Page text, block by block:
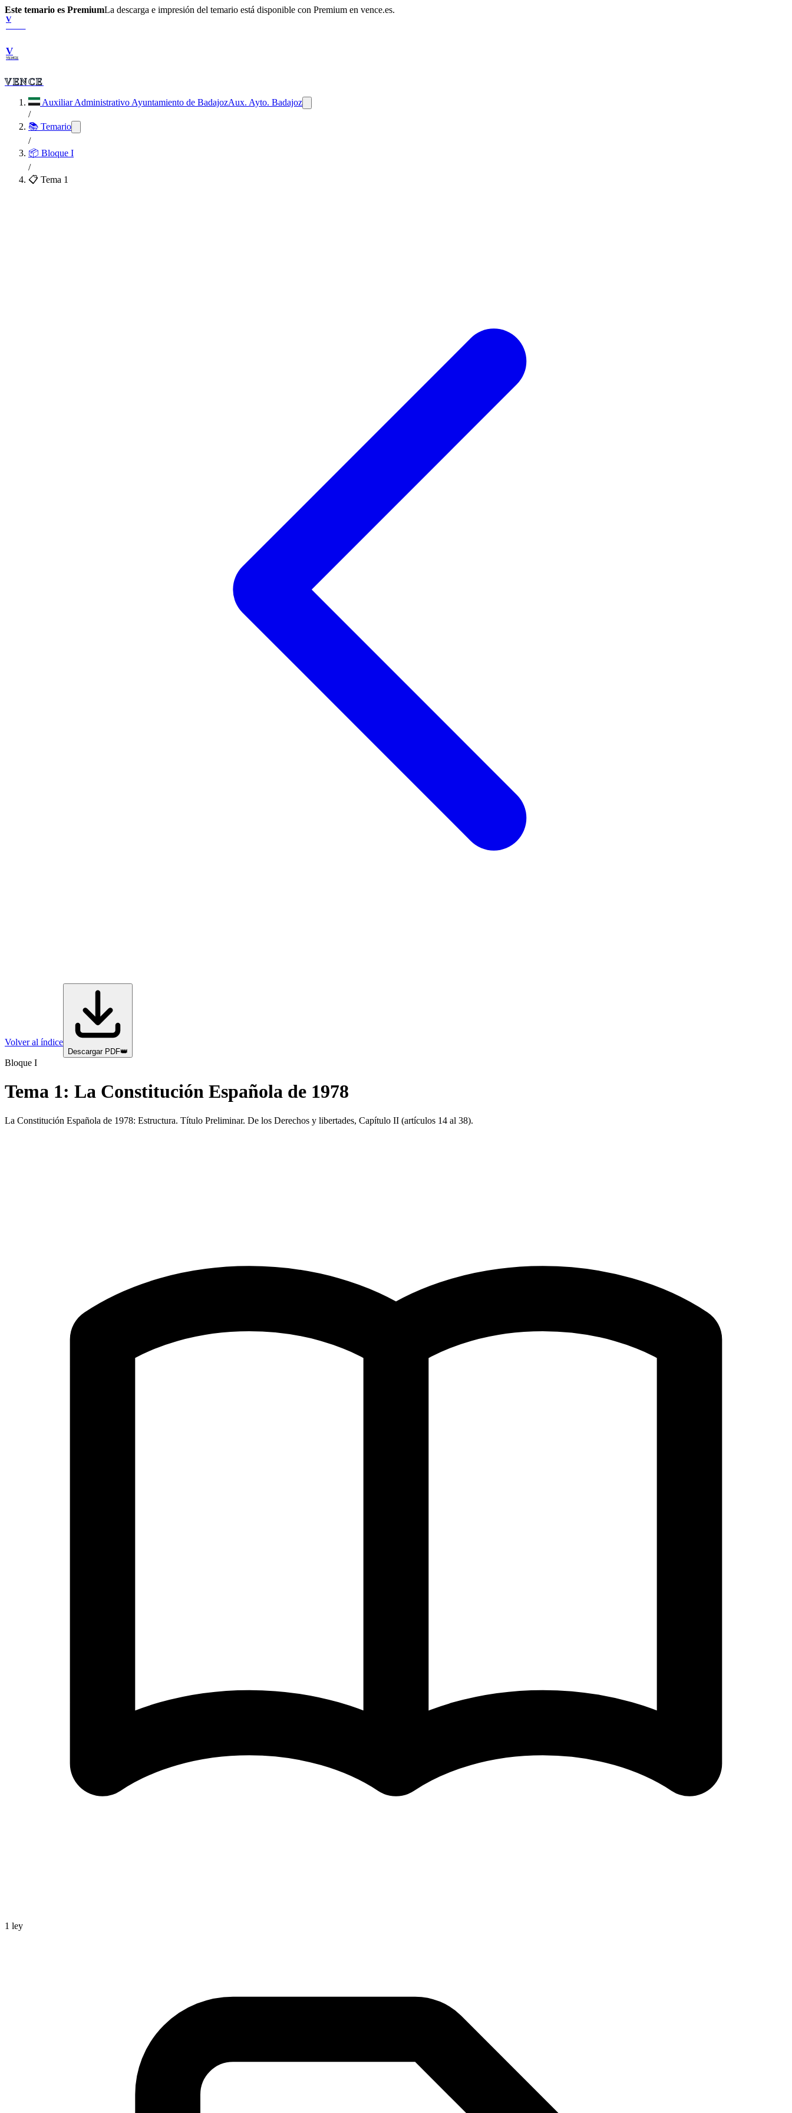
Este temario es PremiumLa descarga e impresión del temario está disponible con Premium en vence.es.
V
V
VENCE
VENCE
Auxiliar Administrativo Ayuntamiento de BadajozAux. Ayto. Badajoz
/
📚 Temario
/
📦 Bloque I
/
📋 Tema 1
Volver al índice
Descargar PDF👑
Bloque I
Tema 1: La Constitución Española de 1978
La Constitución Española de 1978: Estructura. Título Preliminar. De los Derechos y libertades, Capítulo II (artículos 14 al 38).
1 ley